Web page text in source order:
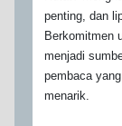
penting, dan
Berkomitmen
menjadi
pembaca
menarik.